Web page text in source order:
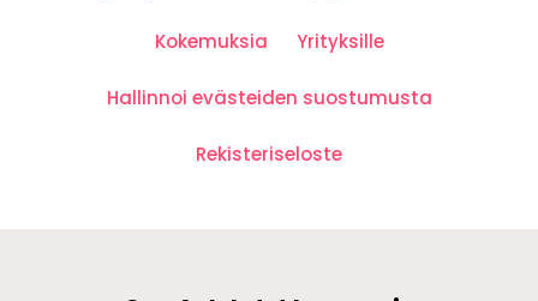
Kokemuksia Yrityksille
Hallinnoi evästeiden suostumusta
Rekisteriseloste